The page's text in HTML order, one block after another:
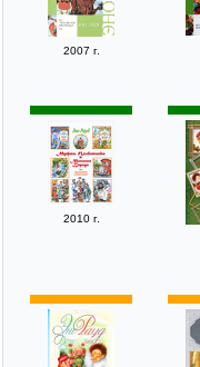
2007 г.
2010 г.